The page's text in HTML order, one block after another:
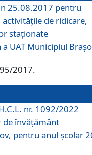
25.08.2017 pentru
de ridicare,
staționate
UAT Municipiul
2017.
nr. 1092/2022
învăţământ
pentru anul școlar